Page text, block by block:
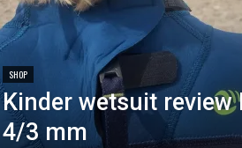
SHOP
Kinder wetsuit review
4/3 mm